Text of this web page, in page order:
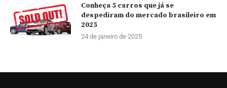
Conheça 5 carros que já se
despediram do mercado brasileiro em
2025
24 de janeiro de 2025